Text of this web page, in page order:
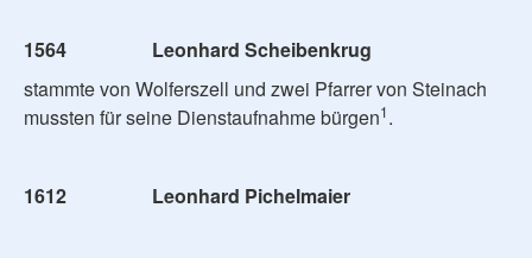
1564 Leonhard Scheibenkrug
stammte von Wolferszell und zwei Pfarrer von Steinach
mussten für seine Dienstaufnahme bürgen1.
1612 Leonhard Pichelmaier